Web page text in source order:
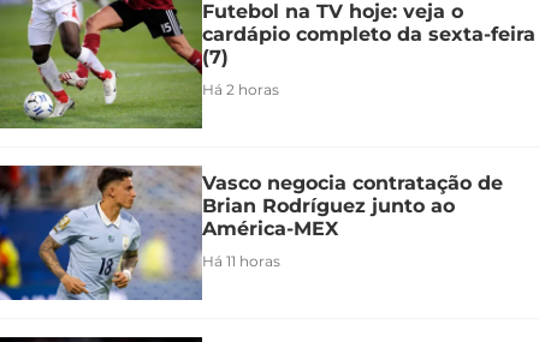
Futebol na TV hoje: veja o
cardápio completo da sexta-feira
(7)
Há 2 horas
Vasco negocia contratação de
Brian Rodríguez junto ao
América-MEX
Há 11 horas